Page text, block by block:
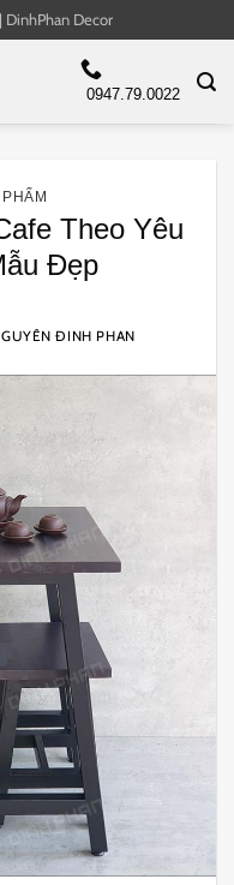
| DinhPhan Decor
0947.79.0022
Theo Yêu
Đẹp
ĐINH PHAN